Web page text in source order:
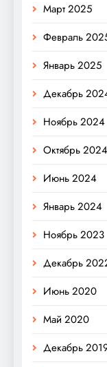
Март 2025
Февраль
Январь 2025
Декабрь
Ноябрь 2024
Октябрь 2024
Июнь 2024
Январь 2024
Ноябрь 2023
Декабрь
Июнь 2020
Май 2020
Декабрь